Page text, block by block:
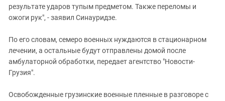
Чечня
Южный Кавказ
ЮФО
результате ударов тупым предметом. Также переломы и
ожоги рук", - заявил Синауридзе.
По его словам, семеро военных нуждаются в стационарном
лечении, а остальные будут отправлены домой после
амбулаторной обработки, передает агентство "Новости-
Грузия".
Освобожденные грузинские военные пленные в разговоре с